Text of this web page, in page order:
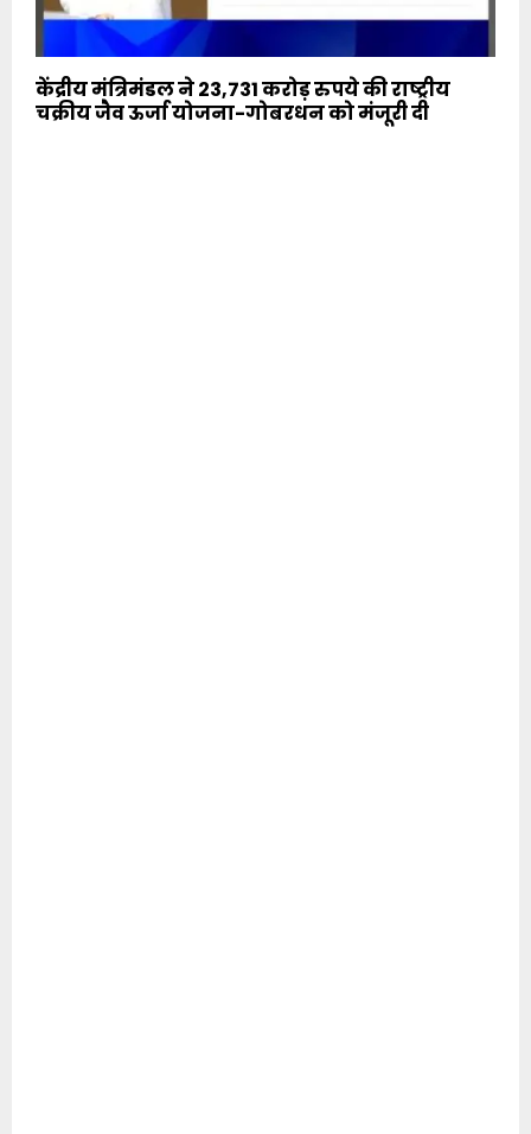
केंद्रीय मंत्रिमंडल ने 23,731 करोड़ रुपये की राष्ट्रीय
चक्रीय जैव ऊर्जा योजना-गोबरधन को मंजूरी दी